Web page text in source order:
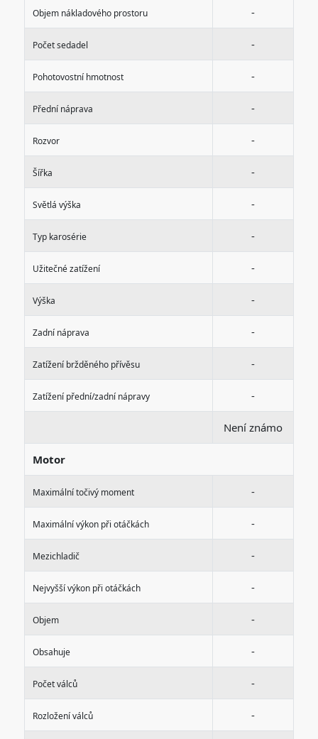
Objem nákladového prostoru -
Počet sedadel -
Pohotovostní hmotnost -
Přední náprava -
Rozvor -
Šířka -
Světlá výška -
Typ karosérie -
Užitečné zatížení -
Výška -
Zadní náprava -
Zatížení bržděného přívěsu -
Zatížení přední/zadní nápravy -
Není známo
Motor
Maximální točivý moment -
Maximální výkon při otáčkách -
Mezichladič -
Nejvyšší výkon při otáčkách -
Objem -
Obsahuje -
Počet válců -
Rozložení válců -